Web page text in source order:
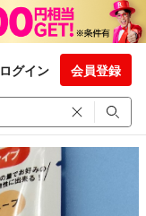
ログイン 会員登録